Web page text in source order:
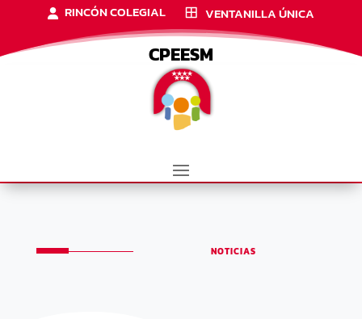
RINCÓN COLEGIAL VENTANILLA ÚNICA
CPEESM
NOTICIAS